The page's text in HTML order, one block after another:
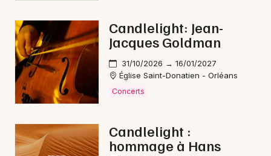
Candlelight: Jean-
Jacques Goldman
31/10/2026 → 16/01/2027
Église Saint-Donatien - Orléans
Concerts
Candlelight :
hommage à Hans